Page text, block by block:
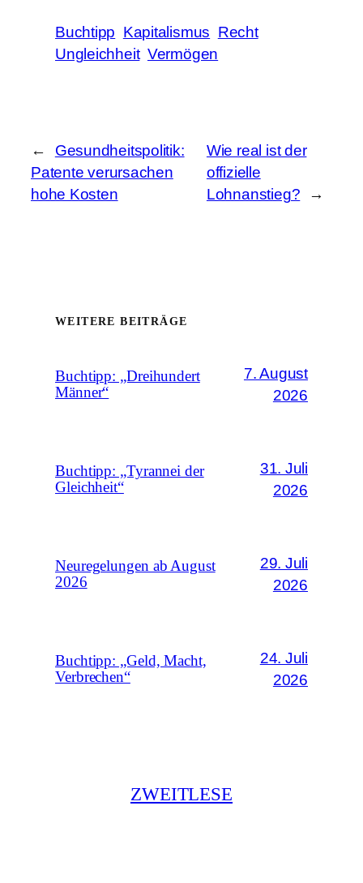
Buchtipp Kapitalismus Recht
Ungleichheit Vermögen
←
Gesundheitspolitik:
Patente verursachen
hohe Kosten
Wie real ist der
offizielle
Lohnanstieg?
→
WEITERE BEITRÄGE
Buchtipp: „Dreihundert
Männer“
7. August
2026
Buchtipp: „Tyrannei der
Gleichheit“
31. Juli
2026
Neuregelungen ab August
2026
29. Juli
2026
Buchtipp: „Geld, Macht,
Verbrechen“
24. Juli
2026
ZWEITLESE